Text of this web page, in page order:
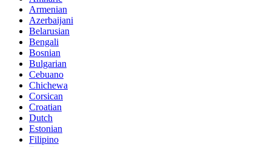
Armenian
Azerbaijani
Belarusian
Bengali
Bosnian
Bulgarian
Cebuano
Chichewa
Corsican
Croatian
Dutch
Estonian
Filipino